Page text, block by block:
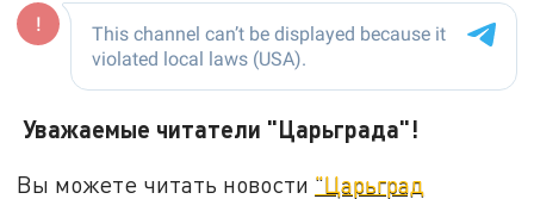
Уважаемые читатели "Царьграда"!
Вы можете читать новости "Царьград